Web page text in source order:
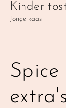
Kinder
Jonge kaas
extra's